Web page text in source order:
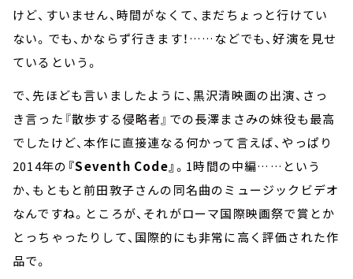
けど、すいません、時間がなくて、まだちょっと行けてい
ない。でも、かならず行きます！……などでも、好演を見せ
ているという。
で、先ほども言いましたように、黒沢清映画の出演、さっ
き言った『散歩する侵略者』での長澤まさみの妹役も最高
でしたけど、本作に直接連なる何かって言えば、やっぱり
2014年の 『Seventh Code』。1時間の中編……という
か、もともと前田敦子さんの同名曲のミュージックビデオ
なんですね。ところが、それがローマ国際映画祭で賞とか
とっちゃったりして、国際的にも非常に高く評価された作
品で。